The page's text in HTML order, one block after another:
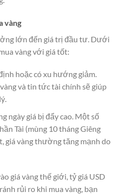
vàng
lớn đến giá trị đầu tư. Dưới
vàng với giá tốt:
hoặc có xu hướng giảm.
và tin tức tài chính sẽ giúp
ngày giá bị đẩy cao. Một số
Tài (mùng 10 tháng Giêng
giá vàng thường tăng mạnh do
giá vàng thế giới, tỷ giá USD
rủi ro khi mua vàng, bạn